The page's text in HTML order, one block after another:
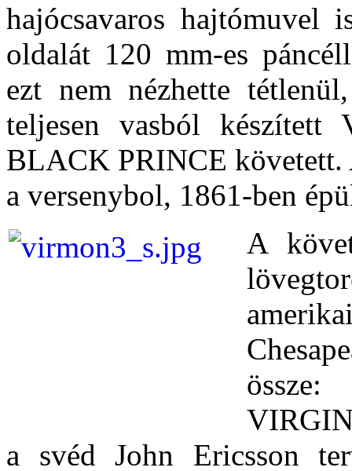
hajócsavaros hajtómuvel
oldalát 120 mm-es
ezt nem nézhette
teljesen vasból készített
BLACK PRINCE követett.
a versenybol, 1861-ben
A
a svéd John Ericsson